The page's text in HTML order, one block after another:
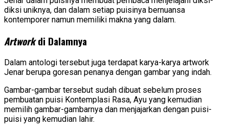
diksi uniknya, dan dalam setiap puisinya bernuansa
kontemporer namun memiliki makna yang dalam.
Artworkdi Dalamnya
Dalam antologi tersebut juga terdapat karya-karya artwork
Jenar berupa goresan penanya dengan gambar yang indah.
Gambar-gambar tersebut sudah dibuat sebelum proses
pembuatan puisi Kontemplasi Rasa, Ayu yang kemudian
memilih gambar-gambarnya dan menjajarkan dengan puisi-
puisi yang kemudian lahir.